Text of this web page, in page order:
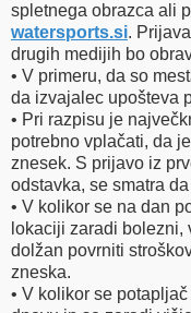
spletnega obrazca ali
watersports.si.
drugih medijih bo
• V primeru, da so
da izvajalec upošteva
• Pri razpisu je
potrebno vplačati, da
znesek. S prijavo iz
odstavka, se smatra
• V kolikor se na dan
lokaciji zaradi
dolžan povrniti
zneska.
• V kolikor se